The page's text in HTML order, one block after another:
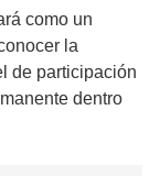
como un
la
de participación
dentro